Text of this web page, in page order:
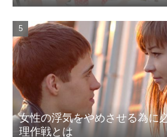
女性の浮気をやめさせる為に
理作戦とは